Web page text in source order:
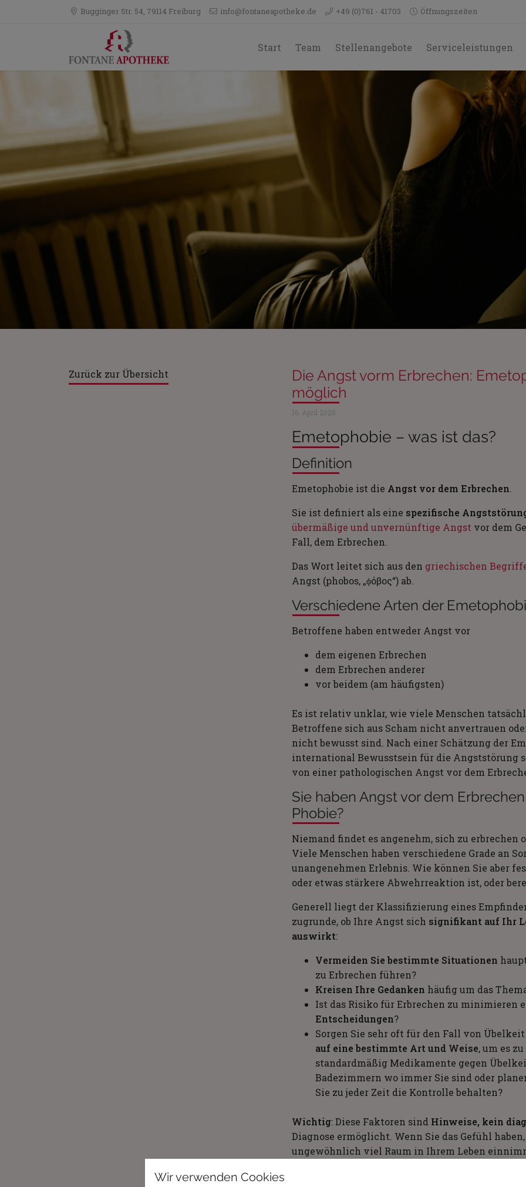
Bugginger Str. 54, 79114 Freiburg info@fontaneapotheke.de +49 (0)761 - 41703 Öffnungszeiten
Start Team Stellenangebote Serviceleistungen
Zurück zur Übersicht
Die Angst vorm Erbrechen:
möglich
16. April 2025
Emetophobie – was ist das?
Definition
Emetophobie ist die Angst vor dem Erbrechen.
Sie ist definiert als eine spezifische
übermäßige und unvernünftige Angst vor dem
Fall, dem Erbrechen.
Das Wort leitet sich aus den griechischen
Angst (phobos, „ϕόβος“) ab.
Verschiedene Arten der
Betroffene haben entweder Angst vor
dem eigenen Erbrechen
dem Erbrechen anderer
vor beidem (am häufigsten)
Es ist relativ unklar, wie viele Menschen
Betroffene sich aus Scham nicht anvertrauen
nicht bewusst sind. Nach einer Schätzung der
international Bewusstsein für die Angststörung
von einer pathologischen Angst vor dem
Sie haben Angst vor dem
Phobie?
Niemand findet es angenehm, sich zu erbrechen
Viele Menschen haben verschiedene Grade an
unangenehmen Erlebnis. Wie können Sie aber
oder etwas stärkere Abwehrreaktion ist, oder
Generell liegt der Klassifizierung eines
zugrunde, ob Ihre Angst sich signifikant auf Ihr
auswirkt:
Vermeiden Sie bestimmte Situationen
zu Erbrechen führen?
Kreisen Ihre Gedanken häufig um das
Ist das Risiko für Erbrechen zu minimieren
Entscheidungen?
Sorgen Sie sehr oft für den Fall von
auf eine bestimmte Art und Weise, um es
standardmäßig Medikamente gegen
Badezimmern wo immer Sie sind oder
Sie zu jeder Zeit die Kontrolle behalten?
Wichtig: Diese Faktoren sind Hinweise, kein
Diagnose ermöglicht. Wenn Sie das Gefühl
ungewöhnlich viel Raum in Ihrem Leben
in Anspruch, in dem Sie Ihre
Wir verwenden Cookies